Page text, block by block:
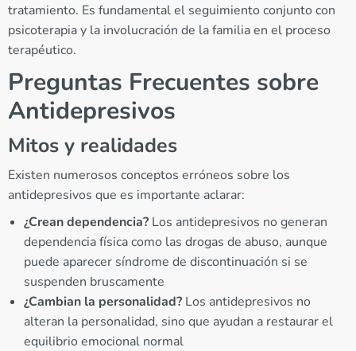
tratamiento. Es fundamental el seguimiento conjunto con
psicoterapia y la involucración de la familia en el proceso
terapéutico.
Preguntas Frecuentes sobre
Antidepresivos
Mitos y realidades
Existen numerosos conceptos erróneos sobre los
antidepresivos que es importante aclarar:
¿Crean dependencia? Los antidepresivos no generan
dependencia física como las drogas de abuso, aunque
puede aparecer síndrome de discontinuación si se
suspenden bruscamente
¿Cambian la personalidad? Los antidepresivos no
alteran la personalidad, sino que ayudan a restaurar el
equilibrio emocional normal